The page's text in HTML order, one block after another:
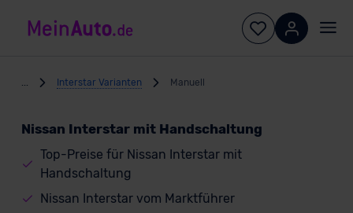
Interstar Varianten Manuell
Nissan Interstar mit Handschaltung
Top-Preise für Nissan Interstar mit
Handschaltung
Nissan Interstar vom Marktführer